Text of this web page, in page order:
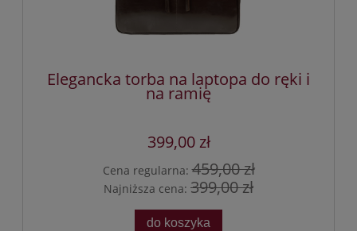
Elegancka torba na laptopa do ręki i
na ramię
399,00 zł
Cena regularna:459,00 zł
Najniższa cena: 399,00 zł
do koszyka